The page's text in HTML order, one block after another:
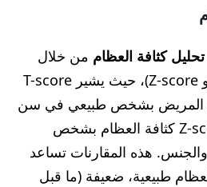
تحليل كثافة العظام من خلال
نتائج الفحص (T-score و Z-score)، حيث يشير T-score
المريض بشخص طبيعي في سن
الثلاثين، بينما يقارن Z-score كثافة العظام بشخص
هذه المقارنات تساعد
طبيعية، ضعيفة (ما قبل